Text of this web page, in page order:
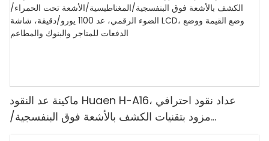
ماكينة عد النقود Huaen H-A16، عداد نقود احترافي
مزود بتقنيات الكشف بالأشعة فوق البنفسجية/
المغناطيسية/الأشعة تحت الحمراء/الضوء الرقمي، عد